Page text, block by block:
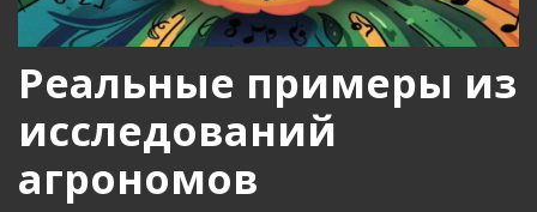
Реальные примеры из
исследований
агрономов